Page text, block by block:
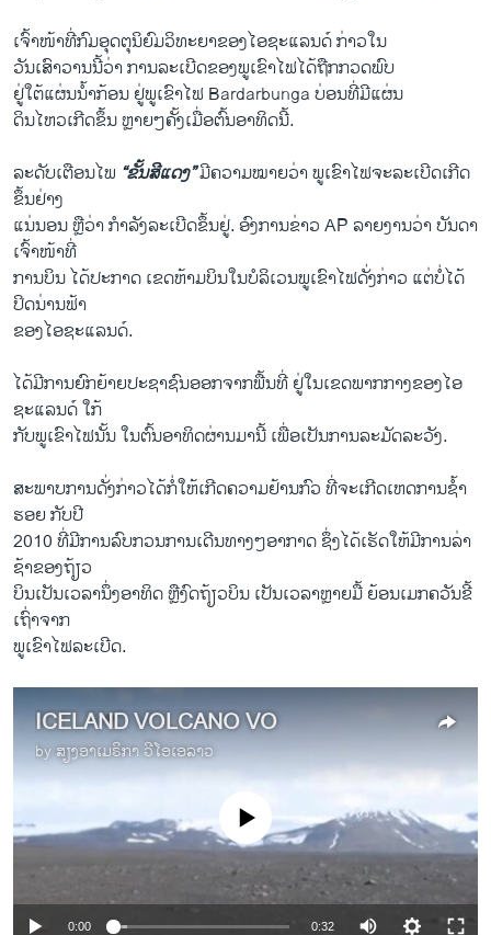
ພາສາຕ່າງໆ
​ເຈົ້າໜ້າ​ທີ່ກົມ​ອຸດ​ຕຸ​ນິຍົມ​ວິທະຍາ​ຂອງ​ໄອ​ຊະ​ແລນດ໌ ​ກ່າວໃນ
​ວັນ​ເສົາ​ວານ​ນີ້ວ່າ ​ການລະ​ເບີດ​ຂອງ​ພູ​ເຂົາ​ໄຟ​ໄດ້​ຖືກ​ກວດ​ພົບ
ຢູ່​ໃຕ້​ແຜ່ນ​ນ້ຳກ້ອນ ຢູ່ພູ​ເຂົາ​ໄຟ Bardarbunga ບ່ອນ​ທີ່​ມີ​ແຜ່ນ
​ດິນ​ໄຫວເກີດ​ຂຶ້ນ ຫຼາຍໆ​ຄັ້ງ​ເມື່ອ​ຕົ້ນອາທິດ​ນີ້.
ລະດັບ​ເຕືອນ​ໄພ “ຂັ້ນສີ​ແດງ”​ມີຄວາມໝາຍ​ວ່າ​ ​ພູ​ເຂົາ​ໄຟ​ຈະລະ​ເບີດ​ເກີດ​
ຂຶ້ນຢ່າງ​
ແນ່ນອນ ຫຼືວ່າ ​ກຳລັງ​ລະ​ເບີດຂຶ້ນຢູ່. ອົງການ​ຂ່າວ​ AP ລາຍງານ​ວ່າ ​ບັນດາ
ເຈົ້າໜ້າ​ທີ່​
ການ​ບິນ ​ໄດ້​ປະກາດ ​ເຂດ​ຫ້າມ​ບິນ​ໃນ​ບໍລິ​ເວນ​ພູ​ເຂົາ​ໄຟ​ດັ່ງກ່າວ ​ແຕ່​ບໍ່​ໄດ້​
ປິດ​ນ່ານຟ້າ​
ຂອງໄອ​ຊະແລນດ໌.
ໄດ້ມີ​ການຍົກຍ້າຍປະຊາຊົນ​ອອກ​ຈາກ​ພື້ນ​ທີ່ ຢູ່​ໃນ​ເຂດ​ພາກ​ກາງຂອງໄອ​
ຊະ​ແລນດ໌ ​ໃກ້​
ກັບ​ພູ​ເຂົາ​ໄຟ​ນັ້ນ ​ໃນ​ຕົ້ນອາທິດ​ຜ່ານ​ມາ​ນີ້ ​ເພື່ອ​ເປັນ​ການ​ລະມັດລະວັງ.
ສະພາບ​ການ​ດັ່ງກ່າວ​ໄດ້​ກໍ່ໃຫ້​ເກີດ​ຄວາມຢ້ານກົວ ​ທີ່​ຈະ​ເກີດ​ເຫດການ​ຊ້ຳ​
ຮອຍ ກັບປີ
2010 ທີ່​ມີ​ການ​ລົບ​ກວນ​ການ​ເດີນ​ທາງໆ​ອາກາດ ຊຶ່ງ​ໄດ້​ເຮັດ​ໃຫ້​ມີ​ການລ່າ​
ຊ້າ​ຂອງ​ຖ້ຽວ​
ບິນເປັນ​ເວລາ​ນຶ່ງ​ອາທິດ ຫຼືງົດ​ຖ້ຽວ​ບິນ ​ເປັນ​ເວລາຫຼາຍມື້ ຍ້ອນເມກຄວັນຂີ້​
ເຖົ່າຈາກ
​ພູ​ເຂົາ​ໄຟ​ລະ​ເບີດ.
ICELAND VOLCANO VO
by ສຽງອາເມຣິກາ ວີໂອເອລາວ
No media source currently available
0:00 0:32